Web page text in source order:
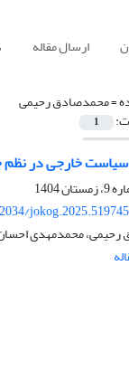
ارسال مقاله
=محمدصادق رحیمی
1
خارجی در نظم
محمدمهدی